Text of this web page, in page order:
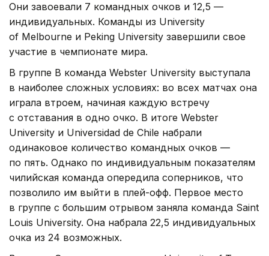
Они завоевали 7 командных очков и 12,5 —
индивидуальных. Команды из University
of Melbourne и Peking University завершили свое
участие в чемпионате мира.
В группе B команда Webster University выступала
в наиболее сложных условиях: во всех матчах она
играла втроем, начиная каждую встречу
с отставания в одно очко. В итоге Webster
University и Universidad de Chile набрали
одинаковое количество командных очков —
по пять. Однако по индивидуальным показателям
чилийская команда опередила соперников, что
позволило им выйти в плей-офф. Первое место
в группе с большим отрывом заняла команда Saint
Louis University. Она набрала 22,5 индивидуальных
очка из 24 возможных.